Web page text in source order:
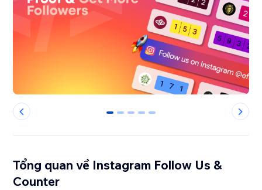
0 1 2 3 4
Tổng quan về Instagram Follow Us &
Counter